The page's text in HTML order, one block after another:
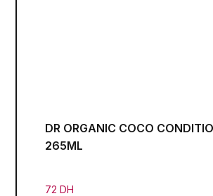
DR ORGANIC COCO
265ML
72 DH